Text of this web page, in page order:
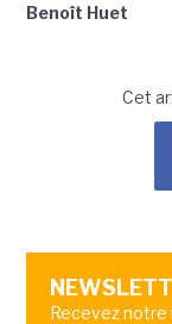
Benoît Huet
Cet
Recevez